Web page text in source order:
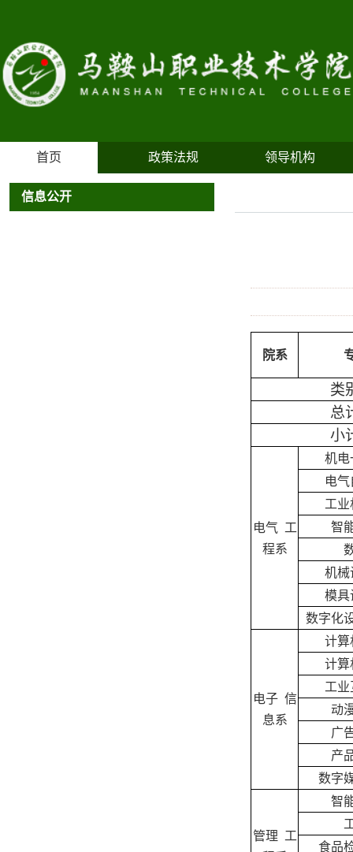
首页 政策法规 领导机构
信息公开
院系
类
总
小
电气 工
程系
机电
电
工业
智
机械
模具
数字化
电子 信
息系
计算
计算
工业
动
广
产
数字
管理 工
智
食品